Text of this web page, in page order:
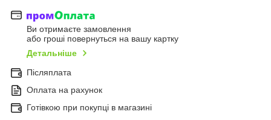
Ви отримаєте замовлення
або гроші повернуться на вашу картку
Детальніше
Післяплата
Оплата на рахунок
Готівкою при покупці в магазині